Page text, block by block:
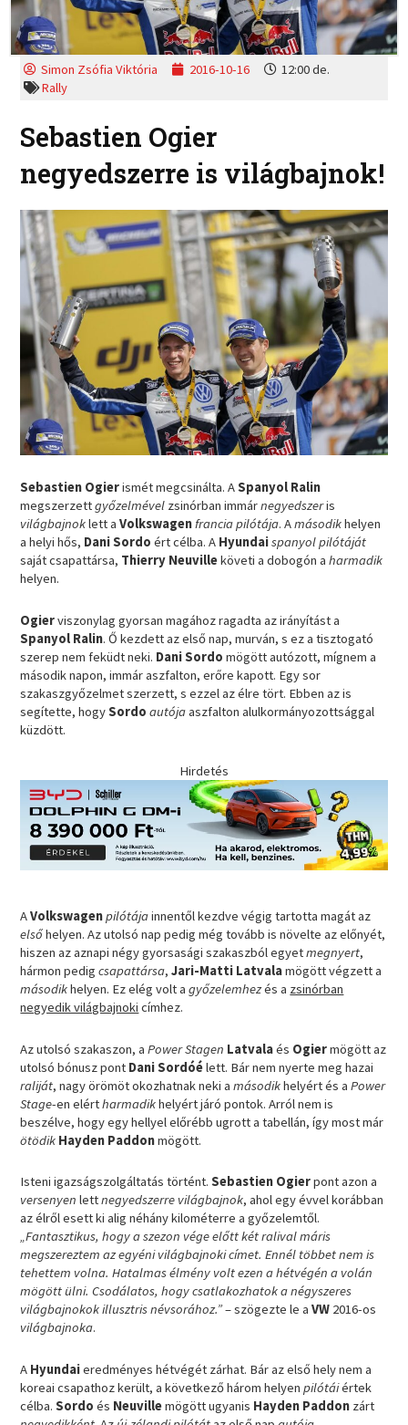
Simon Zsófia Viktória 2016-10-16
12:00 de.
Rally
Sebastien Ogier
negyedszerre is világbajnok!
Sebastien Ogierismét megcsinálta. ASpanyol Ralin
megszerzettgyőzelmével zsinórban immárnegyedszeris
világbajnoklett aVolkswagenfrancia pilótája. Amásodikhelyen
a helyi hős, Dani Sordo ért célba. A Hyundaispanyol pilótáját
saját csapattársa, Thierry Neuvilleköveti a dobogón aharmadik
helyen.
Ogierviszonylag gyorsan magához ragadta az irányítást a
Spanyol Ralin. Ő kezdett az első nap, murván, s ez a tisztogató
szerep nem feküdt neki. Dani Sordo mögött autózott, mígnem a
második napon, immár aszfalton, erőre kapott. Egy sor
szakaszgyőzelmet szerzett, s ezzel az élre tört. Ebben az is
segítette, hogySordo autójaaszfalton alulkormányozottsággal
küzdött.
Hirdetés
AVolkswagenpilótájainnentől kezdve végig tartotta magát az
elsőhelyen. Az utolsó nap pedig még tovább is növelte az előnyét,
hiszen az aznapi négy gyorsasági szakaszból egyetmegnyert,
hármon pedigcsapattársa,Jari-Matti Latvalamögött végzett a
másodikhelyen. Ez elég volt agyőzelemhezés a zsinórban
negyedik világbajnoki címhez.
Az utolsó szakaszon, aPower Stagen Latvalaés Ogiermögött az
utolsó bónusz pont Dani Sordóélett. Bár nem nyerte meg hazai
raliját, nagy örömöt okozhatnak neki amásodikhelyért és aPower
Stage-en elértharmadikhelyért járó pontok. Arról nem is
beszélve, hogy egy hellyel előrébb ugrott a tabellán, így most már
ötödik Hayden Paddonmögött.
Isteni igazságszolgáltatás történt.Sebastien Ogierpont azon a
versenyen lettnegyedszerre világbajnok, ahol egy évvel korábban
az élről esett ki alig néhány kilométerre a győzelemtől.
„Fantasztikus, hogy a szezon vége előtt két ralival máris
megszereztem az egyéni világbajnoki címet. Ennél többet nem is
tehettem volna. Hatalmas élmény volt ezen a hétvégén a volán
mögött ülni. Csodálatos, hogy csatlakozhatok a négyszeres
világbajnokok illusztris névsorához.”– szögezte le aVW 2016-os
világbajnoka.
A Hyundaieredményes hétvégét zárhat. Bár az első hely nem a
koreai csapathoz került, a következő három helyenpilótáiértek
célba.Sordo és Neuvillemögött ugyanis Hayden Paddon zárt